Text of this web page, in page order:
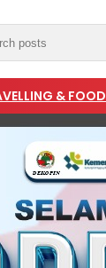
& FOOD